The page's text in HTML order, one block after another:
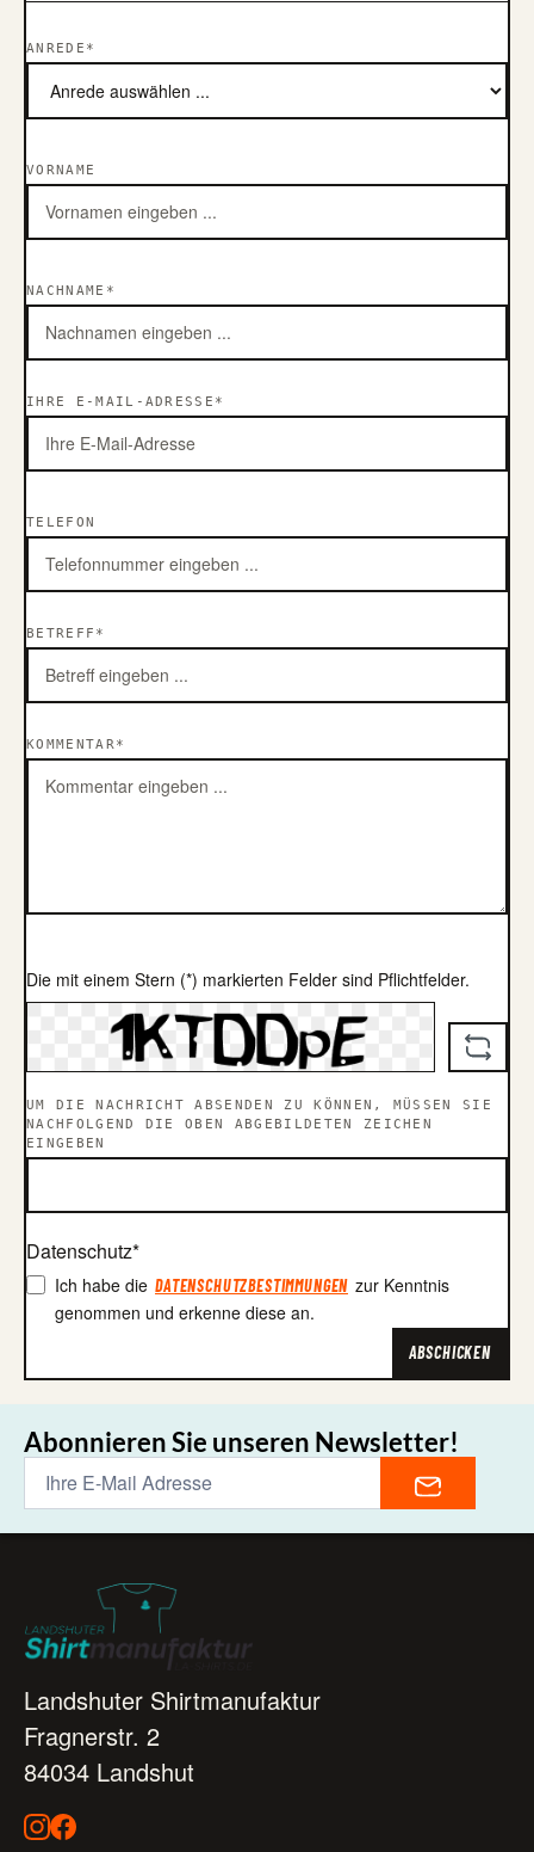
ANREDE*
VORNAME
NACHNAME*
IHRE E-MAIL-ADRESSE*
TELEFON
BETREFF*
KOMMENTAR*
Die mit einem Stern (*) markierten Felder sind Pflichtfelder.
UM DIE NACHRICHT ABSENDEN ZU KÖNNEN, MÜSSEN SIE
NACHFOLGEND DIE OBEN ABGEBILDETEN ZEICHEN
EINGEBEN
Datenschutz*
Ich habe die DATENSCHUTZBESTIMMUNGEN zur Kenntnis
genommen und erkenne diese an.
ABSCHICKEN
Abonnieren Sie unseren Newsletter!
Landshuter Shirtmanufaktur
Fragnerstr. 2
84034 Landshut